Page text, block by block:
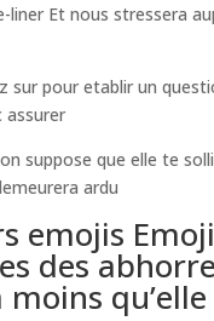
Et nous stressera
sur pour etablir un
assurer
suppose que elle te
ardu
emojis
des
moins